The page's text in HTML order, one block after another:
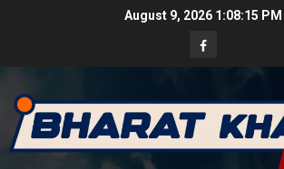
August 9, 2026 1:08:17 PM
Facebook